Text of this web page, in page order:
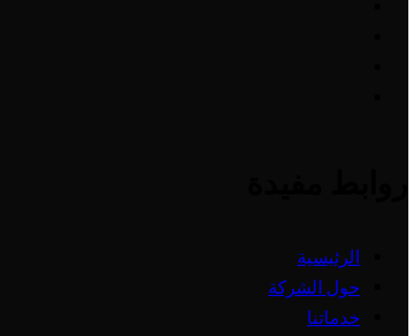
الرئيسية
حول الشركة
خدماتنا